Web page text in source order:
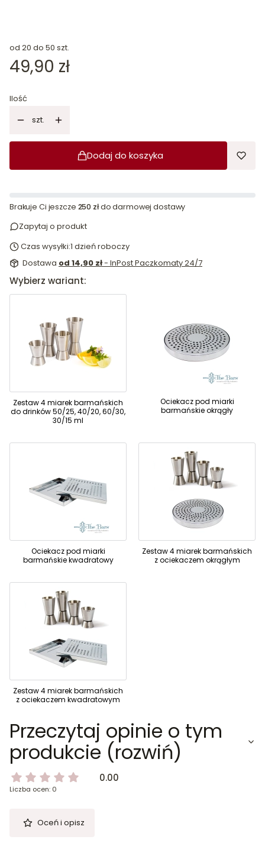
od 20 do 50 szt.
Cena
49,90 zł
Ilość
szt.
Dodaj do koszyka
Brakuje Ci jeszcze 250 złdo darmowej dostawy
Zapytaj o produkt
Czas wysyłki:1 dzień roboczy
Dostawa od 14,90 zł- InPost Paczkomaty 24/7
Wybierz wariant:
Zestaw 4 miarek barmańskich
do drinków 50/25, 40/20, 60/30,
30/15 ml
Ociekacz pod miarki
barmańskie okrągły
Ociekacz pod miarki
barmańskie kwadratowy
Zestaw 4 miarek barmańskich
z ociekaczem okrągłym
Zestaw 4 miarek barmańskich
z ociekaczem kwadratowym
Przeczytaj opinie o tym
produkcie (rozwiń)
0.00
Liczba ocen: 0
Oceń i opisz